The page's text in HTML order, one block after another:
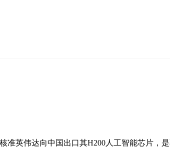
英伟达向中国出口其H200人工智能芯片，